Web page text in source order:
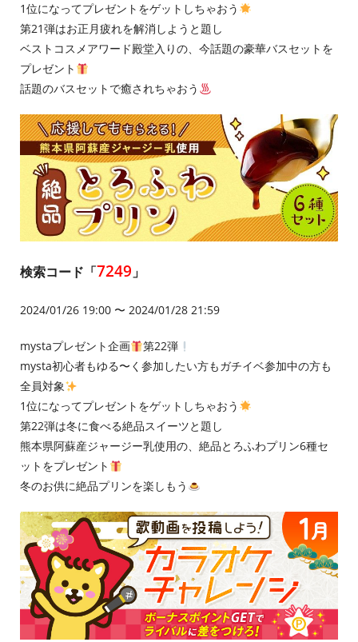
1位になってプレゼントをゲットしちゃおう
第21弾はお正月疲れを解消しようと題し
ベストコスメアワード殿堂入りの、今話題の豪華バスセットを
プレゼント
話題のバスセットで癒されちゃおう
検索コード「7249」
2024/01/26 19:00 〜 2024/01/28 21:59
mystaプレゼント企画
第22弾
mysta初心者もゆる〜く参加したい方もガチイベ参加中の方も
全員対象
1位になってプレゼントをゲットしちゃおう
第22弾は冬に食べる絶品スイーツと題し
熊本県阿蘇産ジャージー乳使用の、絶品とろふわプリン6種セ
ットをプレゼント
冬のお供に絶品プリンを楽しもう